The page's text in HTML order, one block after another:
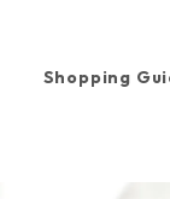
Shopping